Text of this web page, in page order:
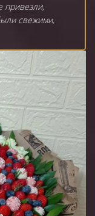
привезли,
свежими,